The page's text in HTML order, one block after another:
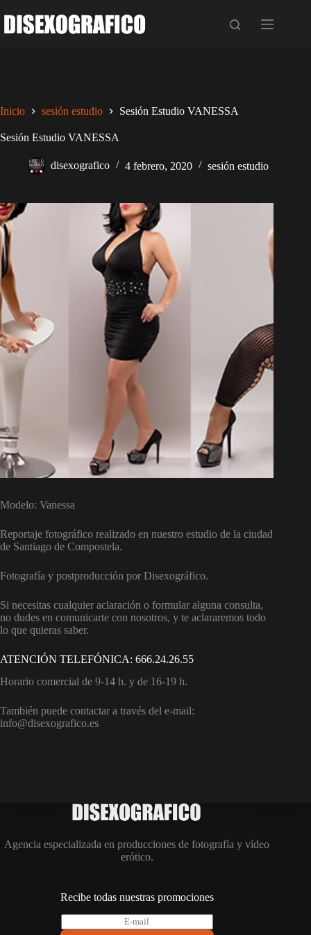
al
contenido
Inicio sesión estudio Sesión Estudio VANESSA
Sesión Estudio VANESSA
disexografico 4 febrero, 2020 sesión estudio
Modelo: Vanessa
Reportaje fotográfico realizado en nuestro estudio de la ciudad
de Santiago de Compostela.
Fotografía y postproducción por Disexográfico.
Si necesitas cualquier aclaración o formular alguna consulta,
no dudes en comunicarte con nosotros, y te aclararemos todo
lo que quieras saber.
ATENCIÓN TELEFÓNICA: 666.24.26.55
Horario comercial de 9-14 h. y de 16-19 h.
También puede contactar a través del e-mail:
info@disexografico.es
Agencia especializada en producciones de fotografía y vídeo
erótico.
Recibe todas nuestras promociones
-